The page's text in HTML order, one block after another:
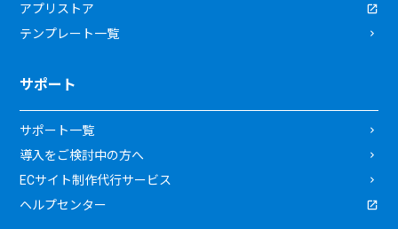
アプリストア
テンプレート一覧
サポート
サポート一覧
導入をご検討中の方へ
ECサイト制作代行サービス
ヘルプセンター